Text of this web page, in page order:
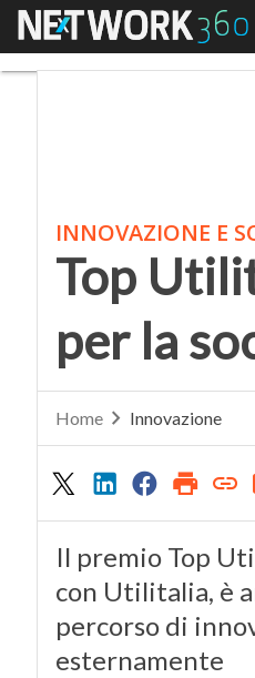
Menu
INNOVAZIONE E
Top
per la
Home Innovazione
Il premio Top
con Utilitalia, è
percorso di
esternamente